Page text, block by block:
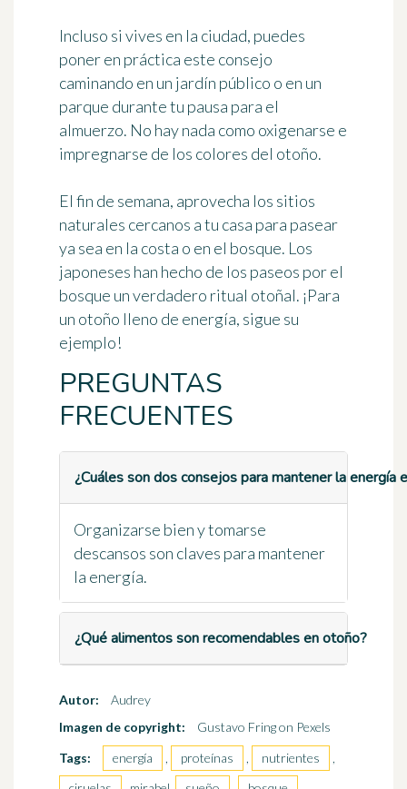
Incluso si vives en la ciudad, puedes
poner en práctica este consejo
caminando en un jardín público o en un
parque durante tu pausa para el
almuerzo. No hay nada como oxigenarse e
impregnarse de los colores del otoño.
El fin de semana, aprovecha los sitios
naturales cercanos a tu casa para pasear
ya sea en la costa o en el bosque. Los
japoneses han hecho de los paseos por el
bosque un verdadero ritual otoñal. ¡Para
un otoño lleno de energía, sigue su
ejemplo!
PREGUNTAS
FRECUENTES
¿Cuáles son dos consejos para mantener la energía
Organizarse bien y tomarse
descansos son claves para mantener
la energía.
¿Qué alimentos son recomendables en otoño?
Autor:
Audrey
Imagen de copyright:
Gustavo Fring on Pexels
Tags:
energía , proteínas , nutrientes
,